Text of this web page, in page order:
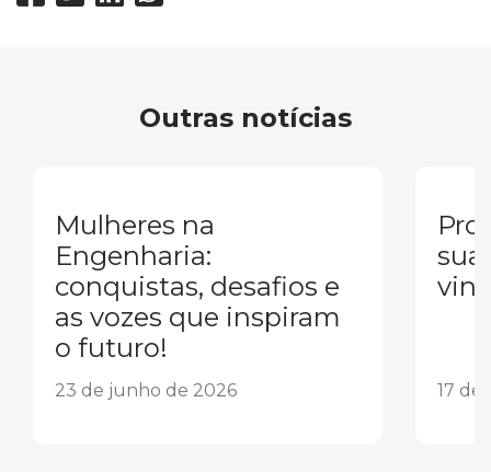
Outras notícias
Mulheres na
Engenharia:
conquistas, desafios e
as vozes que inspiram
o futuro!
23 de junho de 2026
sua
17 de